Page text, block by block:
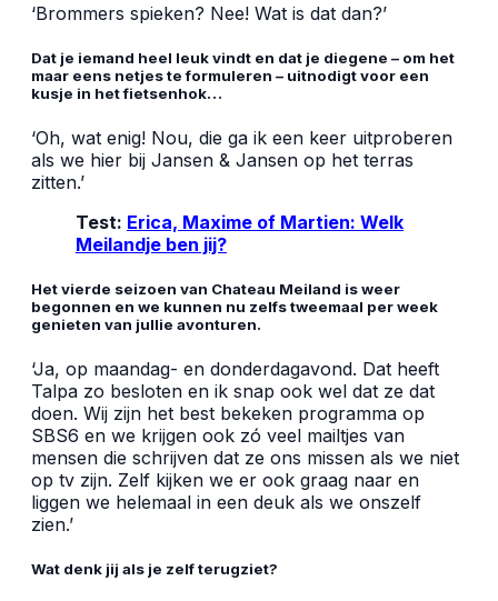
‘Brommers spieken? Nee! Wat is dat dan?’
Dat je iemand heel leuk vindt en dat je diegene – om het
maar eens netjes te formuleren – uitnodigt voor een
kusje in het fietsenhok…
‘Oh, wat enig! Nou, die ga ik een keer uitproberen
als we hier bij Jansen & Jansen op het terras
zitten.’
Test: Erica, Maxime of Martien: Welk
Meilandje ben jij?
Het vierde seizoen van Chateau Meiland is weer
begonnen en we kunnen nu zelfs tweemaal per week
genieten van jullie avonturen.
‘Ja, op maandag- en donderdagavond. Dat heeft
Talpa zo besloten en ik snap ook wel dat ze dat
doen. Wij zijn het best bekeken programma op
SBS6 en we krijgen ook zó veel mailtjes van
mensen die schrijven dat ze ons missen als we niet
op tv zijn. Zelf kijken we er ook graag naar en
liggen we helemaal in een deuk als we onszelf
zien.’
Wat denk jij als je zelf terugziet?